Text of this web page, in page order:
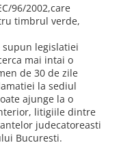
96/2002,care
timbrul verde,
legislatiei
mai intai o
de 30 de zile
la sediul
ajunge la o
litigiile dintre
judecatoreasti
Bucuresti.